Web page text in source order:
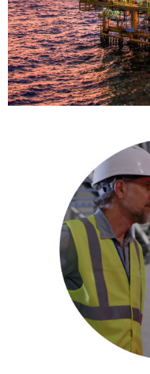
Summamos
a los proyectos
nuestros
Desliza para
nuestras
algunos casos